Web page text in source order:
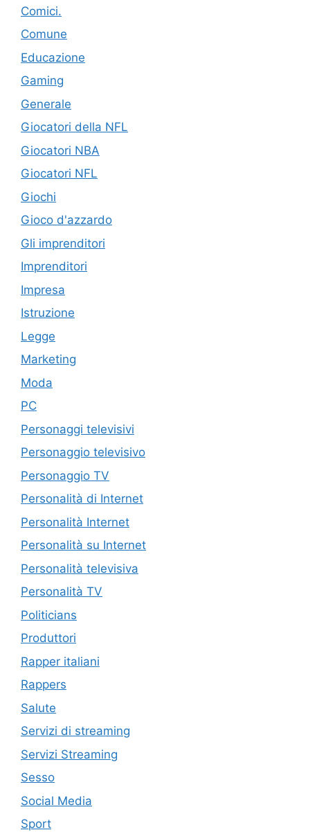
Comici.
Comune
Educazione
Gaming
Generale
Giocatori della NFL
Giocatori NBA
Giocatori NFL
Giochi
Gioco d'azzardo
Gli imprenditori
Imprenditori
Impresa
Istruzione
Legge
Marketing
Moda
PC
Personaggi televisivi
Personaggio televisivo
Personaggio TV
Personalità di Internet
Personalità Internet
Personalità su Internet
Personalità televisiva
Personalità TV
Politicians
Produttori
Rapper italiani
Rappers
Salute
Servizi di streaming
Servizi Streaming
Sesso
Social Media
Sport